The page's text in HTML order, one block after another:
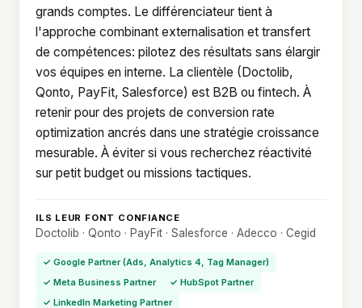
grands comptes. Le différenciateur tient à
l'approche combinant externalisation et transfert
de compétences: pilotez des résultats sans élargir
vos équipes en interne. La clientèle (Doctolib,
Qonto, PayFit, Salesforce) est B2B ou fintech. À
retenir pour des projets de conversion rate
optimization ancrés dans une stratégie croissance
mesurable. À éviter si vous recherchez réactivité
sur petit budget ou missions tactiques.
ILS LEUR FONT CONFIANCE
Doctolib · Qonto · PayFit · Salesforce · Adecco · Cegid
✓ Google Partner (Ads, Analytics 4, Tag Manager)
✓ Meta Business Partner
✓ HubSpot Partner
✓ LinkedIn Marketing Partner